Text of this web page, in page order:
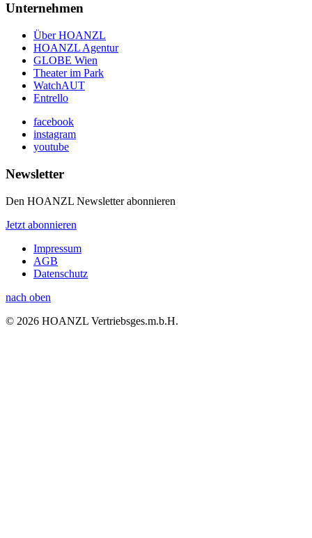
Unternehmen
Über HOANZL
HOANZL Agentur
GLOBE Wien
Theater im Park
WatchAUT
Entrello
facebook
instagram
youtube
Newsletter
Den HOANZL Newsletter abonnieren
Jetzt abonnieren
Impressum
AGB
Datenschutz
nach oben
© 2026 HOANZL Vertriebsges.m.b.H.